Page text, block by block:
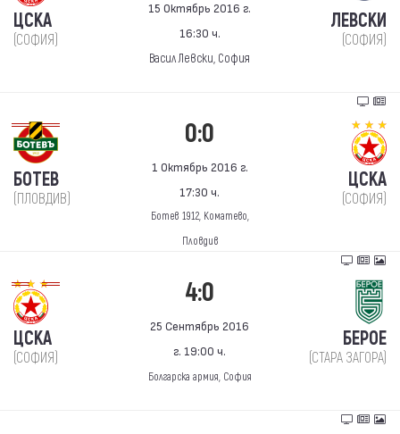
ЦСКА
(СОФИЯ)
15 Октябрь 2016 г.
16:30 ч.
Васил Левски, София
ЛЕВСКИ
(СОФИЯ)
БОТЕВ
(ПЛОВДИВ)
0:0
1 Октябрь 2016 г.
17:30 ч.
Ботев 1912, Коматево,
Пловдив
ЦСКА
(СОФИЯ)
ЦСКА
(СОФИЯ)
4:0
25 Сентябрь 2016
г. 19:00 ч.
Болгарска армия, София
БЕРОЕ
(СТАРА ЗАГОРА)